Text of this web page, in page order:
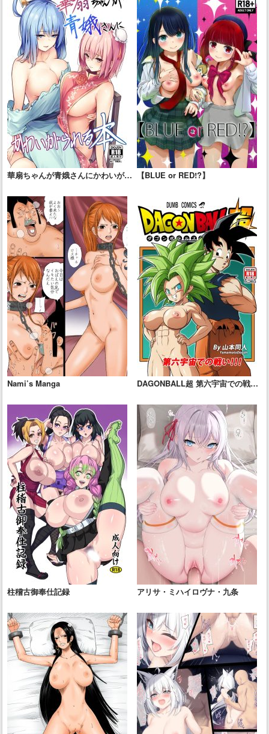
華扇ちゃんが青娥さんにかわいがら
【BLUE or RED!?】
Nami’s Manga
DAGONBALL超 第六宇宙での戦
柱稽古御奉仕記録 アリサ・ミハイロヴナ・九条